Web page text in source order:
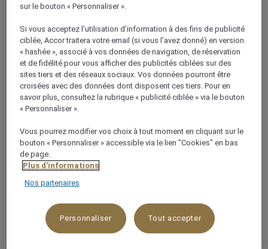
Des événements spéciaux, des projections et
des tables rondes
Avril 2020
Festival de la tulipe
d'Istanbul
Découvrez le côté coloré de cette ville historique
durant le festival de la tulipe d'Istanbul qui se déroule
chaque mois d'avril. Que ce soit dans le parc
d'Emirgan, le parc Göztepe ou la place Sultanahmet,
sur le bouton « Personnaliser ».
Si vous acceptez l’utilisation d’information à des fins de publicité
ciblée, Accor traitera votre email (si vous l’avez donné) en version
« hashée », associé à vos données de navigation, de réservation
et de fidélité pour vous afficher des publicités ciblées sur des
sites tiers et des réseaux sociaux. Vos données pourront être
croisées avec des données dont disposent ces tiers. Pour en
savoir plus, consultez la rubrique « publicité ciblée » via le bouton
« Personnaliser ».
Vous pourrez modifier vos choix à tout moment en cliquant sur le
bouton « Personnaliser » accessible via le lien "Cookies" en bas
de page.
Plus d'informations
Nos partenaires
Personnaliser Tout accepter